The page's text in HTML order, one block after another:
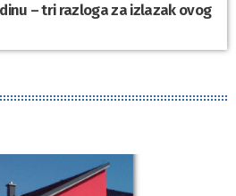
– tri razloga za izlazak ovog